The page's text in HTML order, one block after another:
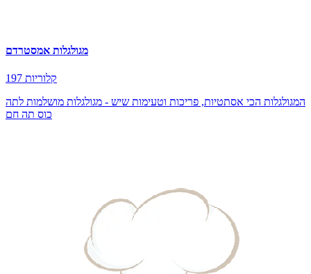
מגולגלות אמסטרדם
197 קלוריות
המגולגלות הכי אסתטיות, פריכות וטעימות שיש - מגולגלות מושלמות לתה
כוס תה חם